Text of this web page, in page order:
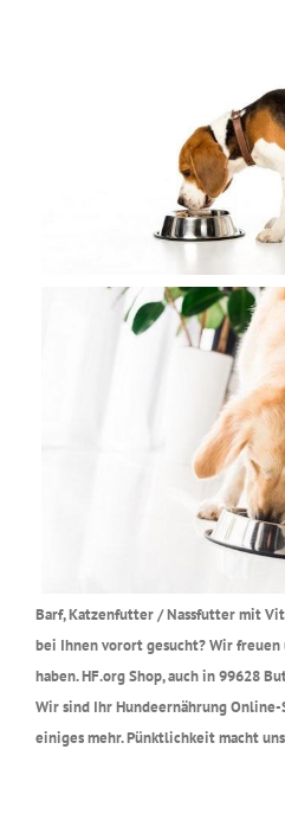
Barf, Katzenfutter / Nassfutter mit
bei Ihnen vorort gesucht? Wir freuen
haben. HF.org Shop, auch in 99628
Wir sind Ihr Hundeernährung
einiges mehr. Pünktlichkeit macht